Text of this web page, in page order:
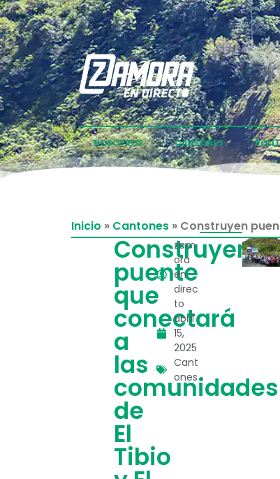
NOSOTROS CANTONES
Inicio » Cantones » Construyen
Construyen
puente
que
conectará
a
las
comunidades
de
El
Tibio
zam
ora
en
direc
to
abril
15,
2025
Cant
ones